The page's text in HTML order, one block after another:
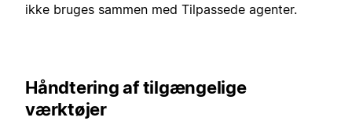
ikke bruges sammen med Tilpassede agenter.
Håndtering af tilgængelige
værktøjer